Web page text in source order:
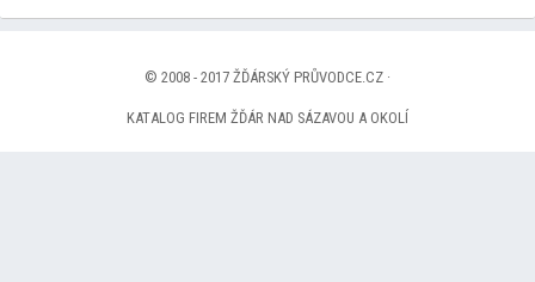
© 2008 - 2017 ŽĎÁRSKÝ PRŮVODCE.CZ ·
KATALOG FIREM ŽĎÁR NAD SÁZAVOU A OKOLÍ